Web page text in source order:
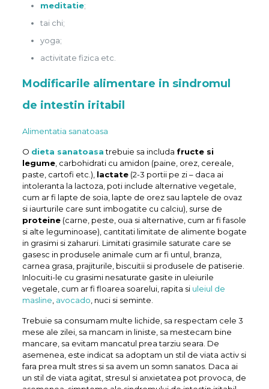
meditatie;
tai chi;
yoga;
activitate fizica etc.
Modificarile alimentare in sindromul
de intestin iritabil
Alimentatia sanatoasa
O dieta sanatoasatrebuie sa includa fructe si
legume, carbohidrati cu amidon (paine, orez, cereale,
paste, cartofi etc.), lactate(2-3 portii pe zi – daca ai
intoleranta la lactoza, poti include alternative vegetale,
cum ar fi lapte de soia, lapte de orez sau laptele de ovaz
si iaurturile care sunt imbogatite cu calciu), surse de
proteine(carne, peste, oua si alternative, cum ar fi fasole
si alte leguminoase), cantitati limitate de alimente bogate
in grasimi si zaharuri. Limitati grasimile saturate care se
gasesc in produsele animale cum ar fi untul, branza,
carnea grasa, prajiturile, biscuitii si produsele de patiserie.
Inlocuiti-le cu grasimi nesaturate gasite in uleiurile
vegetale, cum ar fi floarea soarelui, rapita si uleiul de
masline, avocado, nuci si seminte.
Trebuie sa consumam multe lichide, sa respectam cele 3
mese ale zilei, sa mancam in liniste, sa mestecam bine
mancare, sa evitam mancatul prea tarziu seara. De
asemenea, este indicat sa adoptam un stil de viata activ si
fara prea mult stres si sa avem un somn sanatos. Daca ai
un stil de viata agitat, stresul si anxietatea pot provoca, de